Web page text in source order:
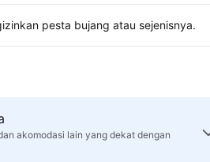
pesta bujang atau sejenisnya.
akomodasi lain yang dekat dengan